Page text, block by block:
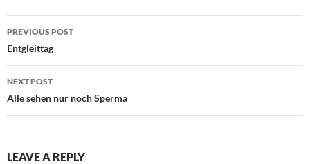
starke Glaube nur seine
Stärke, nicht…
Post
navigation
PREVIOUS POST
Entgleittag
NEXT POST
Alle sehen nur noch Sperma
LEAVE A REPLY